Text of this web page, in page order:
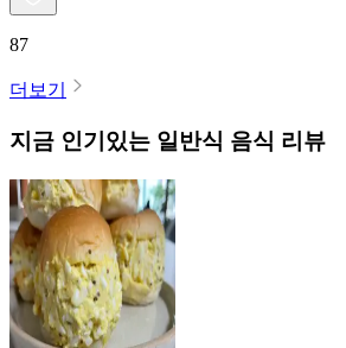
87
더보기
지금 인기있는 일반식 음식 리뷰